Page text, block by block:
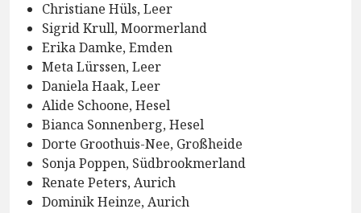
Christiane Hüls, Leer
Sigrid Krull, Moormerland
Erika Damke, Emden
Meta Lürssen, Leer
Daniela Haak, Leer
Alide Schoone, Hesel
Bianca Sonnenberg, Hesel
Dorte Groothuis-Nee, Großheide
Sonja Poppen, Südbrookmerland
Renate Peters, Aurich
Dominik Heinze, Aurich